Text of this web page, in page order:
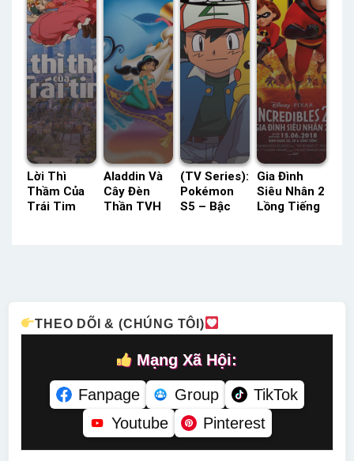
Lời Thì
Thầm Của
Trái Tim
Aladdin Và
Cây Đèn
Thần TVH
(TV Series):
Pokémon
S5 – Bậc
Gia Đình
Siêu Nhân 2
Lồng Tiếng
THEO DÕI & (CHÚNG TÔI)
Mạng Xã Hội:
Fanpage
Group
TikTok
Youtube
Pinterest